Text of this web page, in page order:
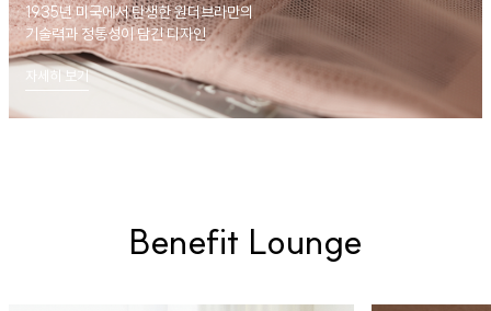
1935년 미국에서 탄생한 원더브라만의
기술력과 정통성이 담긴 디자인
자세히 보기
Benefit Lounge